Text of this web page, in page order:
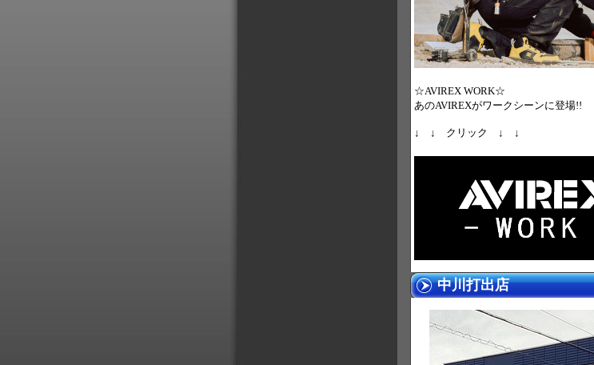
☆AVIREX WORK☆
あのAVIREXがワークシーンに登場!!
↓ ↓ クリック ↓ ↓
中川打出店